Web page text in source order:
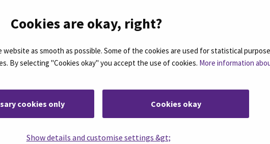
Cookies are okay, right?
as smooth as possible. Some of the cookies are used for statistical
By selecting "Cookies okay" you accept the use of cookies. More information
cookies only Cookies okay
Show details and customise settings &gt;
14 15 16 17 18 19 20
ovat koosteita SEAMKin ajankohtaisista